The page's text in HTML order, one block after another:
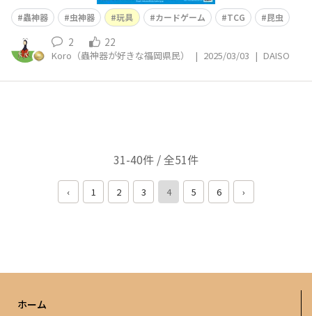
蟲神器 虫神器 玩具 カードゲーム TCG 昆虫
2 22
Koro（蟲神器が好きな福岡県民） | 2025/03/03 | DAISO
31-40件 / 全51件
‹ 1 2 3 4 5 6 ›
ホーム